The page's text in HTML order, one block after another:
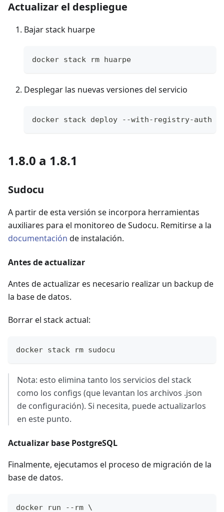
Actualizar el despliegue
Bajar stack huarpe
docker stack rm huarpe
Desplegar las nuevas versiones del servicio
docker stack deploy --with-registry-auth -
1.8.0 a 1.8.1
Sudocu
A partir de esta versión se incorpora herramientas
auxiliares para el monitoreo de Sudocu. Remitirse a la
documentación de instalación.
Antes de actualizar
Antes de actualizar es necesario realizar un backup de
la base de datos.
Borrar el stack actual:
docker stack rm sudocu
Nota: esto elimina tanto los servicios del stack
como los configs (que levantan los archivos .json
de configuración). Si necesita, puede actualizarlos
en este punto.
Actualizar base PostgreSQL
Finalmente, ejecutamos el proceso de migración de la
base de datos.
docker run --rm \